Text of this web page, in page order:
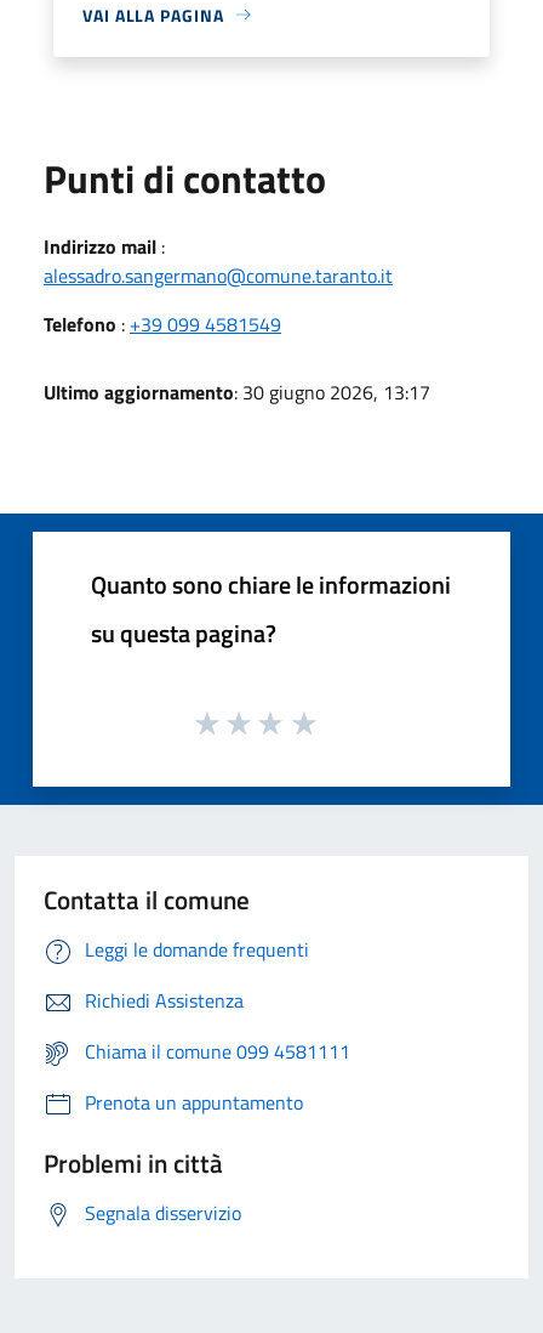
VAI ALLA PAGINA
Punti di contatto
Indirizzo mail :
alessadro.sangermano@comune.taranto.it
Telefono : +39 099 4581549
Ultimo aggiornamento: 30 giugno 2026, 13:17
Quanto sono chiare le informazioni
su questa pagina?
Contatta il comune
Leggi le domande frequenti
Richiedi Assistenza
Chiama il comune 099 4581111
Prenota un appuntamento
Problemi in città
Segnala disservizio